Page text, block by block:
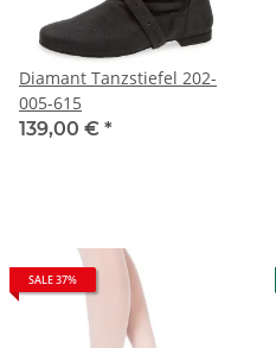
Diamant Tanzstiefel 202-
005-615
139,00 € *
SALE 37%